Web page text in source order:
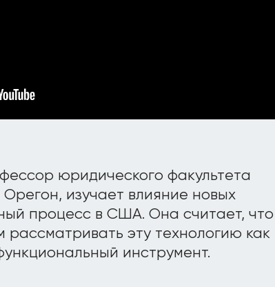
юридического факультета
изучает влияние новых
процесс в США. Она считает, что
эту технологию как
инструмент.